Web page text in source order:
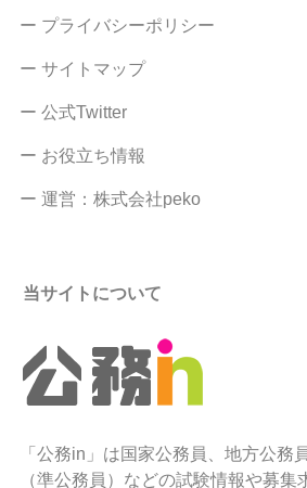
ー プライバシーポリシー
ー サイトマップ
ー 公式Twitter
ー お役立ち情報
ー 運営：株式会社peko
当サイトについて
「公務in」は国家公務員、地方公務
（準公務員）などの試験情報や募集